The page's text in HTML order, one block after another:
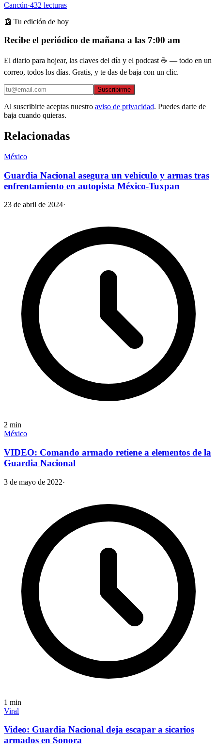
Cancún·432 lecturas
📰 Tu edición de hoy
Recibe el periódico de mañana a las 7:00 am
El diario para hojear, las claves del día y el podcast ☕ — todo en un
correo, todos los días. Gratis, y te das de baja con un clic.
Suscribirme
Al suscribirte aceptas nuestro aviso de privacidad. Puedes darte de
baja cuando quieras.
Relacionadas
México
Guardia Nacional asegura un vehículo y armas tras
enfrentamiento en autopista México-Tuxpan
23 de abril de 2024·
2 min
México
VIDEO: Comando armado retiene a elementos de la
Guardia Nacional
3 de mayo de 2022·
1 min
Viral
Video: Guardia Nacional deja escapar a sicarios
armados en Sonora